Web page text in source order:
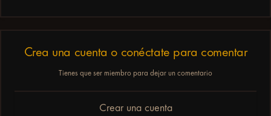
Crea una cuenta o conéctate para comentar
Tienes que ser miembro para dejar un comentario
Crear una cuenta